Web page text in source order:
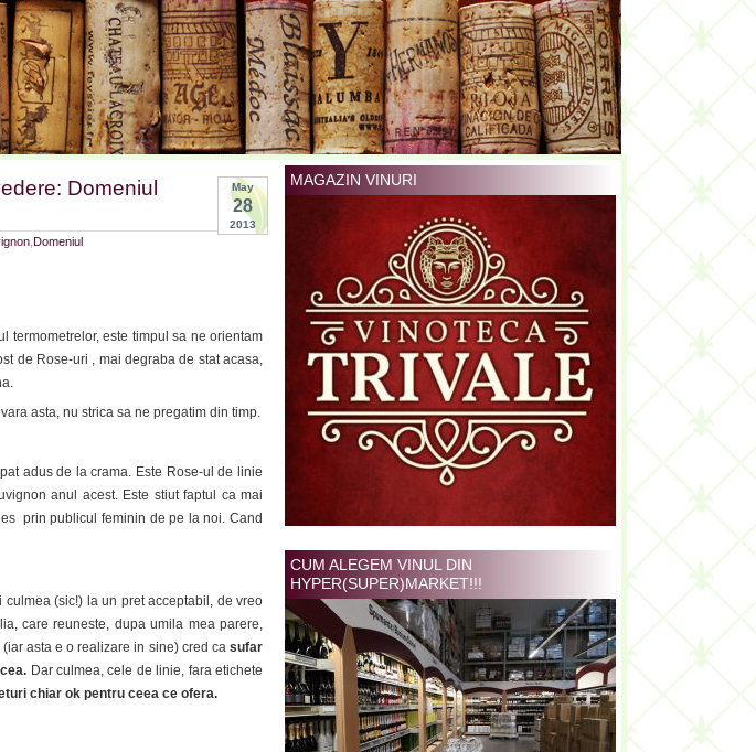
May
28
2013
Domeniul
Domeniul
termometrelor, este timpul sa ne orientam
de Rose-uri , mai degraba de stat acasa,
asta, nu strica sa ne pregatim din timp.
adus de la crama. Este Rose-ul de linie
anul acest. Este stiut faptul ca mai
prin publicul feminin de pe la noi. Cand
(sic!) la un pret acceptabil, de vreo
care reuneste, dupa umila mea parere,
asta e o realizare in sine) cred ca sufar
Dar culmea, cele de linie, fara etichete
chiar ok pentru ceea ce ofera.
MAGAZIN VINURI
CUM ALEGEM VINUL DIN
HYPER(SUPER)MARKET!!!